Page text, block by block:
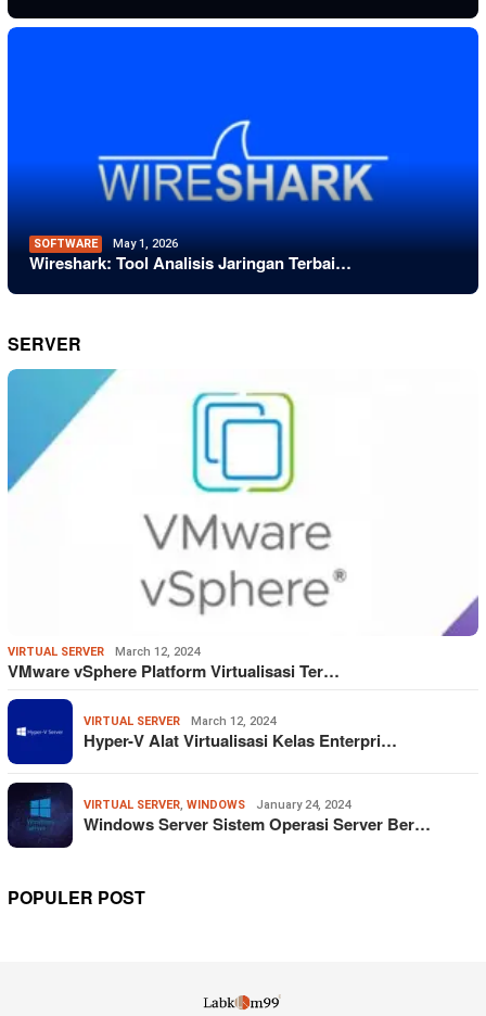
SOFTWARE May 1, 2026
Wireshark: Tool Analisis Jaringan Terbai…
SERVER
VIRTUAL SERVER March 12, 2024
VMware vSphere Platform Virtualisasi Ter…
VIRTUAL SERVER March 12, 2024
Hyper-V Alat Virtualisasi Kelas Enterpri…
VIRTUAL SERVER, WINDOWS January 24, 2024
Windows Server Sistem Operasi Server Ber…
POPULER POST